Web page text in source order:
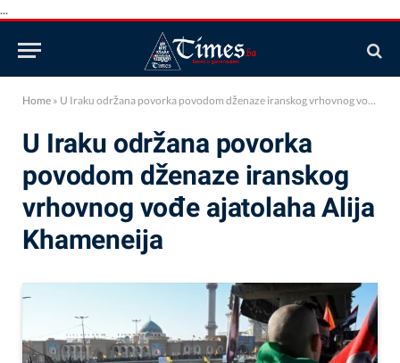
...
Home » U Iraku održana povorka povodom dženaze iranskog vrhovnog vođe ajatolaha Alija Khameneija
U Iraku održana povorka
povodom dženaze iranskog
vrhovnog vođe ajatolaha Alija
Khameneija